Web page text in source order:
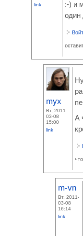
link
:-) и
один
myx
Вт, 2011-
03-08
15:00
link
А
m-vn
Вт, 2011-
03-08
16:14
link